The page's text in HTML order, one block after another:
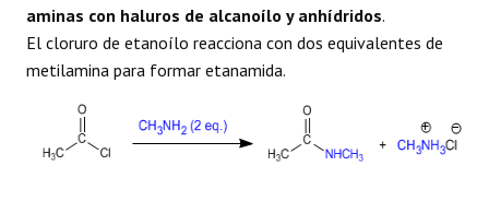
aminas con haluros de alcanoílo y anhídridos.
El cloruro de etanoílo reacciona con dos equivalentes de
metilamina para formar etanamida.